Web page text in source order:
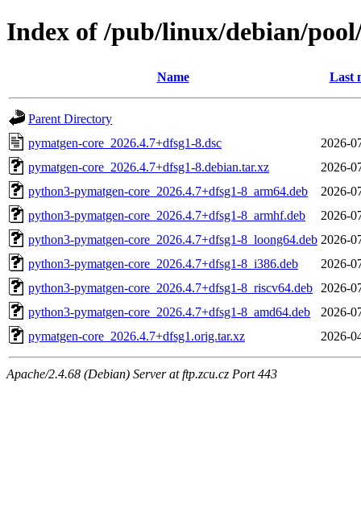
Index of /pub/linux/debian/
Name Last
Parent Directory
pymatgen-core_2026.4.7+dfsg1-8.dsc
2026-
pymatgen-core_2026.4.7+dfsg1-8.debian.tar.xz
2026-
python3-pymatgen-core_2026.4.7+dfsg1-8_arm64.deb
2026-
python3-pymatgen-core_2026.4.7+dfsg1-8_armhf.deb
2026-
python3-pymatgen-core_2026.4.7+dfsg1-8_loong64.deb 2026-
python3-pymatgen-core_2026.4.7+dfsg1-8_i386.deb
2026-
python3-pymatgen-core_2026.4.7+dfsg1-8_riscv64.deb
2026-
python3-pymatgen-core_2026.4.7+dfsg1-8_amd64.deb
2026-
pymatgen-core_2026.4.7+dfsg1.orig.tar.xz
2026-
Apache/2.4.68 (Debian) Server at ftp.zcu.cz Port 443